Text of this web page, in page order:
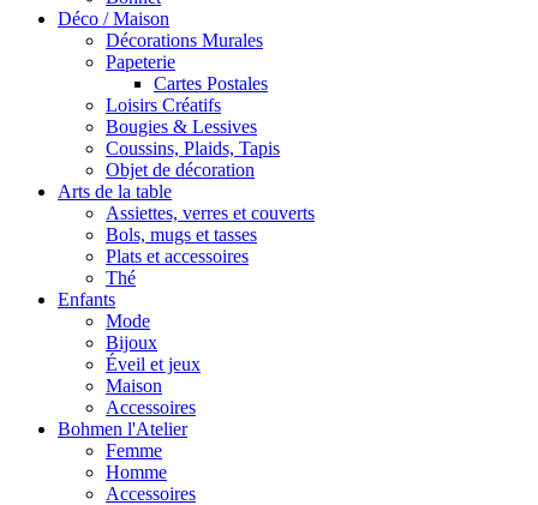
Déco / Maison
Décorations Murales
Papeterie
Cartes Postales
Loisirs Créatifs
Bougies & Lessives
Coussins, Plaids, Tapis
Objet de décoration
Arts de la table
Assiettes, verres et couverts
Bols, mugs et tasses
Plats et accessoires
Thé
Enfants
Mode
Bijoux
Éveil et jeux
Maison
Accessoires
Bohmen l'Atelier
Femme
Homme
Accessoires